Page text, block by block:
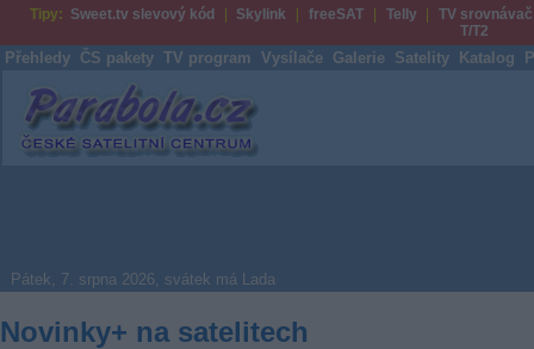
Tipy: Sweet.tv slevový kód Skylink freeSAT Telly
TV srovnávač
T/T2
Přehledy ČS pakety TV program Vysílače Galerie Satelity Katalog
Parabola.cz
Pátek, 7. srpna 2026, svátek má Lada
Novinky+ na satelitech